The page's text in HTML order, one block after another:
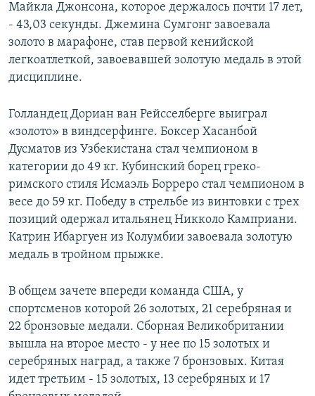
Майкла Джонсона, которое держалось почти 17 лет,
- 43,03 секунды. Джемина Сумгонг завоевала
золото в марафоне, став первой кенийской
легкоатлеткой, завоевавшей золотую медаль в этой
дисциплине.
Голландец Дориан ван Рейсселберге выиграл
«золото» в виндсерфинге. Боксер Хасанбой
Дусматов из Узбекистана стал чемпионом в
категории до 49 кг. Кубинский борец греко-
римского стиля Исмаэль Борреро стал чемпионом в
весе до 59 кг. Победу в стрельбе из винтовки с трех
позиций одержал итальянец Никколо Камприани.
Катрин Ибаргуен из Колумбии завоевала золотую
медаль в тройном прыжке.
В общем зачете впереди команда США, у
спортсменов которой 26 золотых, 21 серебряная и
22 бронзовые медали. Сборная Великобритании
вышла на второе место - у нее по 15 золотых и
серебряных наград, а также 7 бронзовых. Китая
идет третьим - 15 золотых, 13 серебряных и 17